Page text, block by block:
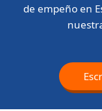
de empeño en